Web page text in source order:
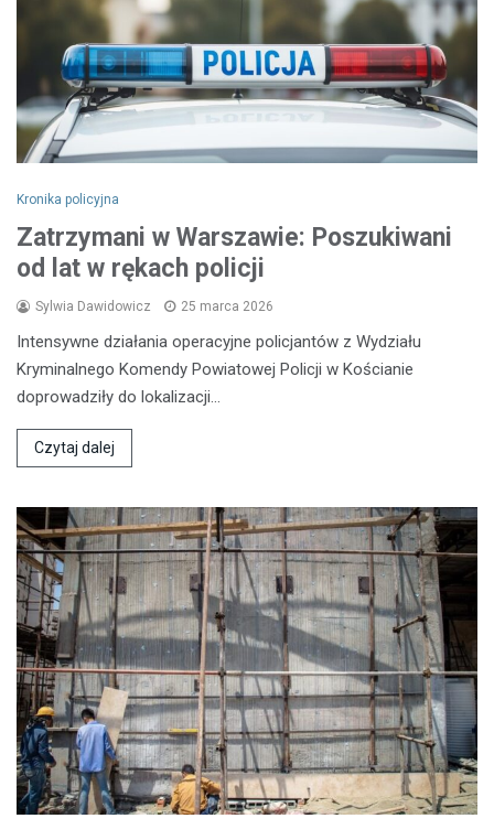
Kronika policyjna
Zatrzymani w Warszawie: Poszukiwani
od lat w rękach policji
Sylwia Dawidowicz 25 marca 2026
Intensywne działania operacyjne policjantów z Wydziału
Kryminalnego Komendy Powiatowej Policji w Kościanie
doprowadziły do lokalizacji…
Czytaj dalej